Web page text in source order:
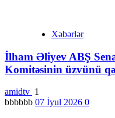
Xəbərlər
İlham Əliyev ABŞ
Komitəsinin üzvünü
amidtv 1
bbbbbb 07 İyul 2026 0